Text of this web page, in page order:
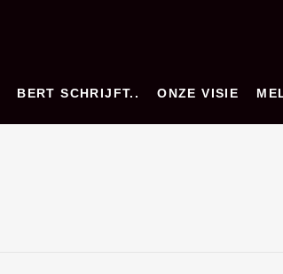
BERT SCHRIJFT.. ONZE VISIE